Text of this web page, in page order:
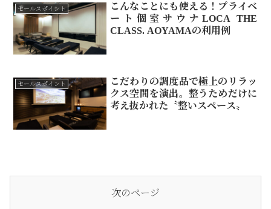
セールスポイント
こんなことにも使える！プライベ
ート個室サウナLOCA THE
CLASS. AOYAMAの利用例
セールスポイント
こだわりの調度品で極上のリラッ
クス空間を演出。整うためだけに
考え抜かれた〝整いスペース〟
次のページ